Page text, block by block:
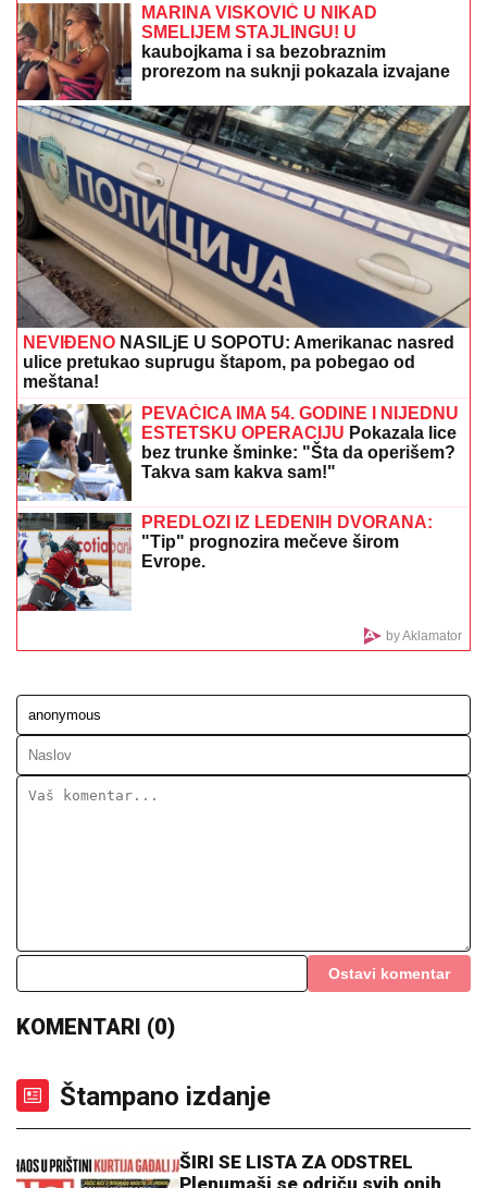
(FOTO) AUTO ZGUŽVAN KAO LIMENKA, TOČAK
ODLETEO!Prve slike užasa kod Jasenovika:
Dramatični prizori sa lica mesta, sumnja se da ima
povređenih
ORBAN POSETIO TRUBAČKU
LEGENDUMađarski političar uživa na
Saboru trubača u Guči: Pozdravio se
sa muzičarima i jeo svadbarski kupus
DŽEJEVA NAJVEĆA LJUBAV DANAS
PROSLAVLJA ROĐENDANEvo kako
Andrijana sada izgleda: Nije u
kontaktu sa njegovim ćerkama, a
jedan detalj svi komentarišu
AMERIKANCI ZAPOČELI EVAKUACIJU:
odluka
ŽENA MARKA JANKETIĆA U
KUPAĆEM!Glumac objavio slike sa
plaži: On bez majice, pokazao koliko je
kraj, a evo u kakvom luksuzu u Americi se baškari sa
Vladom! Jedna stvar je BAŠ PRIVUKLA PAŽNJU
(FOTO)
TAMARA ĐURIĆ DAJE 560.000 EVRA
KAO JEMSTVO ZA BIVŠEG MUŽAŽeli